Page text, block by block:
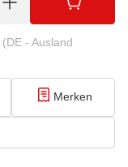
(DE - Ausland
Merken